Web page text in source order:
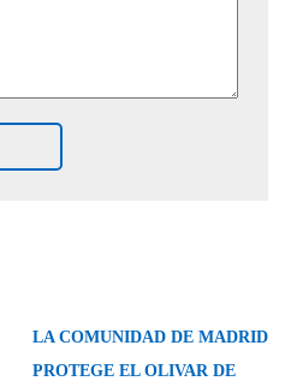
LA COMUNIDAD DE MADRID
PROTEGE EL OLIVAR DE